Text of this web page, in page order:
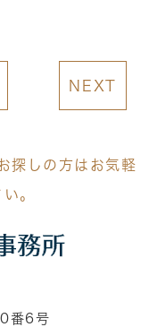
NEXT
探しの方はお気軽
。
番6号